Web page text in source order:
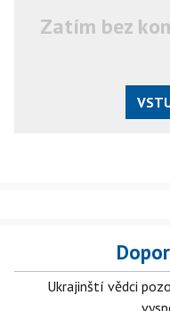
Zatím bez
Ukrajinští vědci